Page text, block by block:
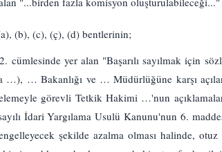
(b), (c), (ç), (d) bentlerinin;
cümlesinde yer alan "Başarılı sayılmak için
… Bakanlığı ve … Müdürlüğüne karşı
görevli Tetkik Hakimi …'nun
İdari Yargılama Usulü Kanunu'nun 6.
şekilde azalma olması halinde,